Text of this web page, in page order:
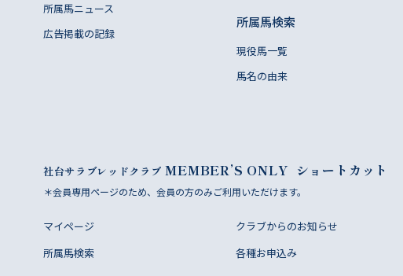
所属馬ニュース
広告掲載の記録
所属馬検索
現役馬一覧
馬名の由来
社台サラブレッドクラブ MEMBER’S ONLY ショートカット
＊会員専用ページのため、会員の方のみご利用いただけます。
マイページ クラブからのお知らせ
所属馬検索
各種お申込み